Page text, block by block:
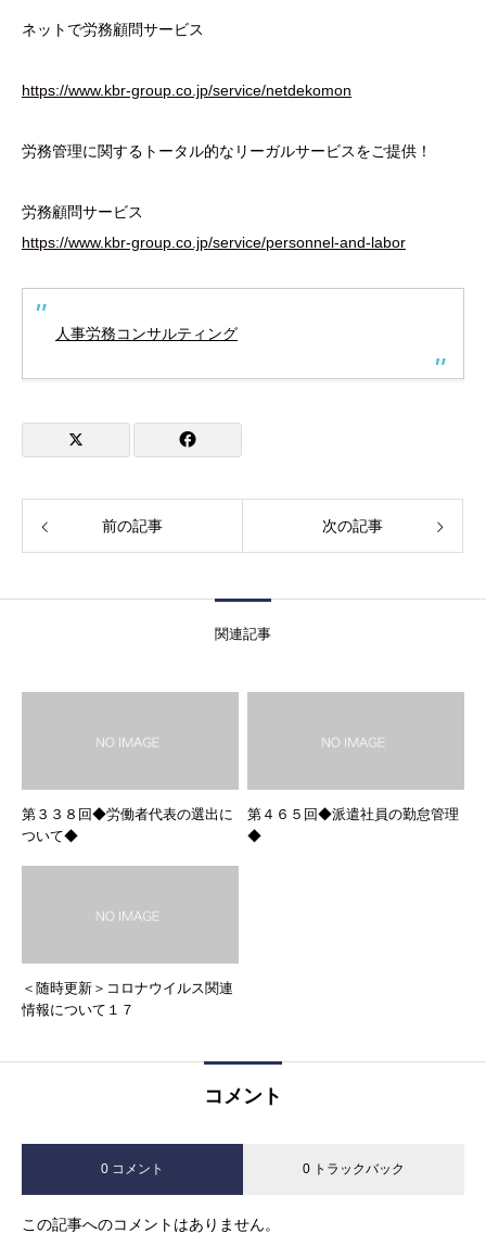
ネットで労務顧問サービス
https://www.kbr-group.co.jp/service/netdekomon
労務管理に関するトータル的なリーガルサービスをご提供！
労務顧問サービス
https://www.kbr-group.co.jp/service/personnel-and-labor
人事労務コンサルティング
前の記事 次の記事
関連記事
第３３８回◆労働者代表の選出に
ついて◆
第４６５回◆派遣社員の勤怠管理
◆
＜随時更新＞コロナウイルス関連
情報について１７
コメント
0 コメント 0 トラックバック
この記事へのコメントはありません。